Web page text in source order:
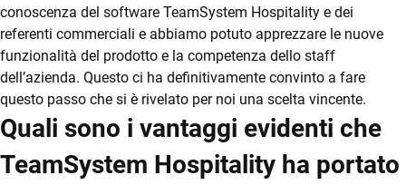
CRM
Ecommerce
Email Marketing
Fatturazione
Food &
beverage
Fatturazione
Elettronica
conoscenza del software TeamSystem Hospitality e dei
referenti commerciali e abbiamo potuto apprezzare le nuove
funzionalità del prodotto e la competenza dello staff
dell’azienda. Questo ci ha definitivamente convinto a fare
questo passo che si è rivelato per noi una scelta vincente.
Quali sono i vantaggi evidenti che
TeamSystem Hospitality ha portato